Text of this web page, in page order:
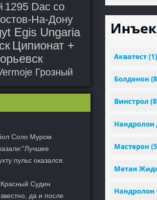
1295 Dac со
На-Дону
Egis Ungaria
Ципионат +
Грозный
Соло Муром
пульс оказался.
Судин
да и после